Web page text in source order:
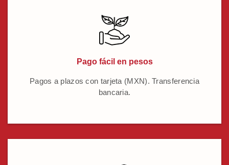
Pago fácil en pesos
Pagos a plazos con tarjeta (MXN). Transferencia
bancaria.